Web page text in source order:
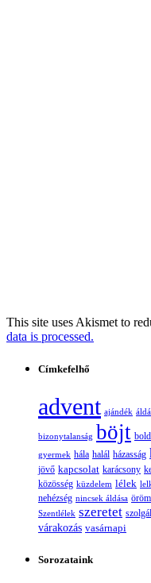
This site uses Akismet to
data is processed.
Címkefelhő
advent ajándék
bizonytalanság böjt
gyermek hála halál házasság
jövő kapcsolat karácsony
közösség küzdelem lélek
nehézség nincsek áldása öröm
Szentlélek szeretet
várakozás vasárnapi
Sorozataink